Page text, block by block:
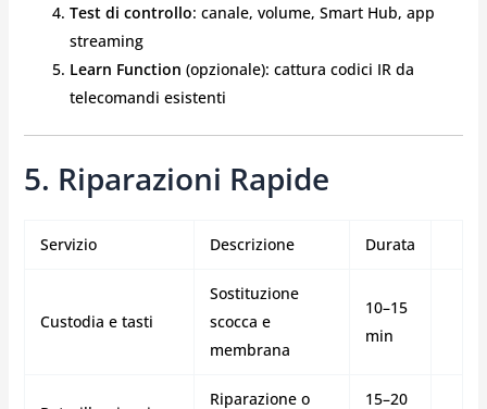
Test di controllo: canale, volume, Smart Hub, app
streaming
Learn Function (opzionale): cattura codici IR da
telecomandi esistenti
5. Riparazioni Rapide
Servizio Descrizione Durata
Custodia e tasti
Sostituzione
scocca e
membrana
10–15
min
Riparazione o
15–20